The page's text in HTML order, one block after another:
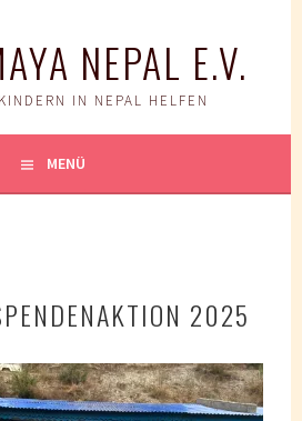
NEPAL E.V.
IN NEPAL HELFEN
MENÜ
2025